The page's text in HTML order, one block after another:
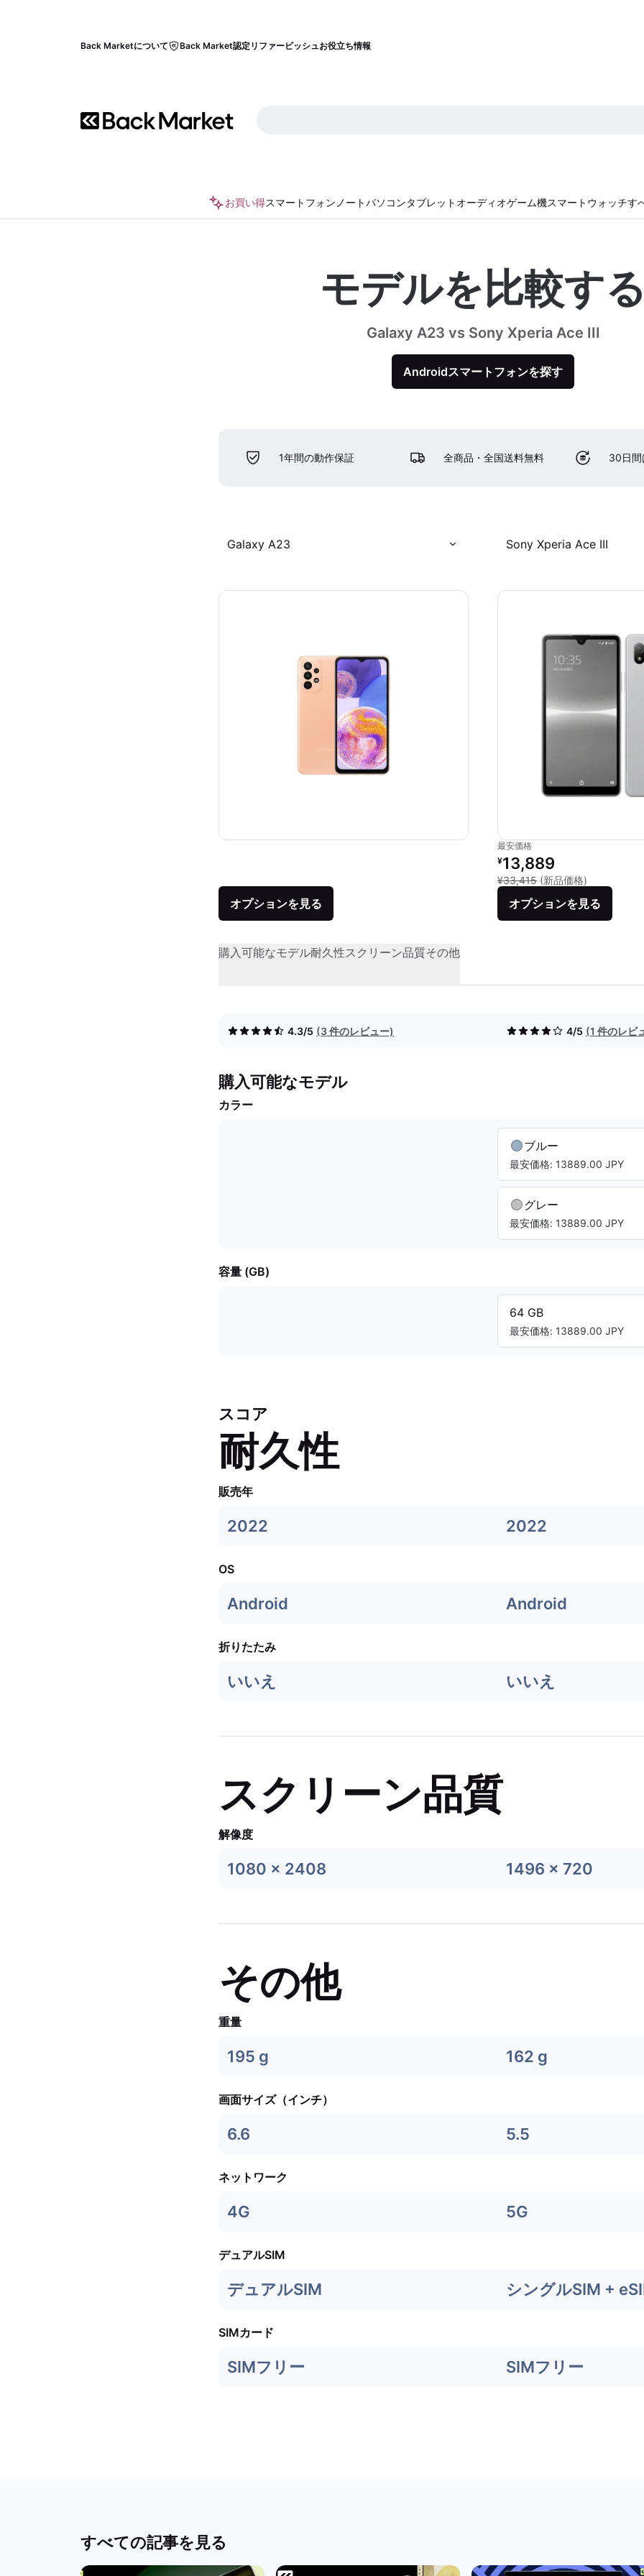
Back Marketについて Back Market認定リファービッシュお役立ち情報
お買い得スマートフォン ノートパソコンタブレット オーディオゲーム機スマートウォッチす
モデルを比較す
Galaxy A23 vs Sony Xperia Ace III
Androidスマートフォンを探す
1年間の動作保証 全商品・全国送料無料 30日間
Galaxy A23 Sony Xperia Ace III
オプションを見る
最安価格
リファービッシュ品の価格：
¥13,889
¥33,415 (新品価格)
オプションを見る
購入可能なモデル耐久性スクリーン品質その他
4.3/5 (3 件のレビュー) 4/5 (1 件のレビ
購入可能なモデル
カラー
ブルー
最安価格: 13889.00 JPY
グレー
最安価格: 13889.00 JPY
容量 (GB)
64 GB
最安価格: 13889.00 JPY
スコア
耐久性
販売年
2022 2022
OS
Android Android
折りたたみ
いいえ いいえ
スクリーン品質
解像度
1080 x 2408 1496 x 720
その他
重量
195 g 162 g
画面サイズ（インチ）
6.6 5.5
ネットワーク
4G 5G
デュアルSIM
デュアルSIM シングルSIM +
SIMカード
SIMフリー SIMフリー
すべての記事を見る